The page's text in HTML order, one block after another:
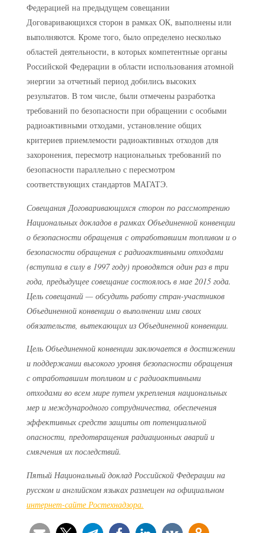
Федерацией на предыдущем совещании
Договаривающихся сторон в рамках ОК, выполнены или
выполняются. Кроме того, было определено несколько
областей деятельности, в которых компетентные органы
Российской Федерации в области использования атомной
энергии за отчетный период добились высоких
результатов. В том числе, были отмечены разработка
требований по безопасности при обращении с особыми
радиоактивными отходами, установление общих
критериев приемлемости радиоактивных отходов для
захоронения, пересмотр национальных требований по
безопасности параллельно с пересмотром
соответствующих стандартов МАГАТЭ.
Совещания Договаривающихся сторон по рассмотрению
Национальных докладов в рамках Объединенной конвенции
о безопасности обращения с отработавшим топливом и о
безопасности обращения с радиоактивными отходами
(вступила в силу в 1997 году) проводятся один раз в три
года, предыдущее совещание состоялось в мае 2015 года.
Цель совещаний — обсудить работу стран-участников
Объединенной конвенции о выполнении ими своих
обязательств, вытекающих из Объединенной конвенции.
Цель Объединенной конвенции заключается в достижении
и поддержании высокого уровня безопасности обращения
с отработавшим топливом и с радиоактивными
отходами во всем мире путем укрепления национальных
мер и международного сотрудничества, обеспечения
эффективных средств защиты от потенциальной
опасности, предотвращения радиационных аварий и
смягчения их последствий.
Пятый Национальный доклад Российской Федерации на
русском и английском языках размещен на официальном
интернет-сайте Ростехнадзора.